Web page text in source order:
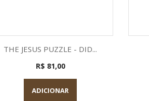
 Visualização rápida
THE JESUS PUZZLE - DID...
R$ 81,00
ADICIONAR